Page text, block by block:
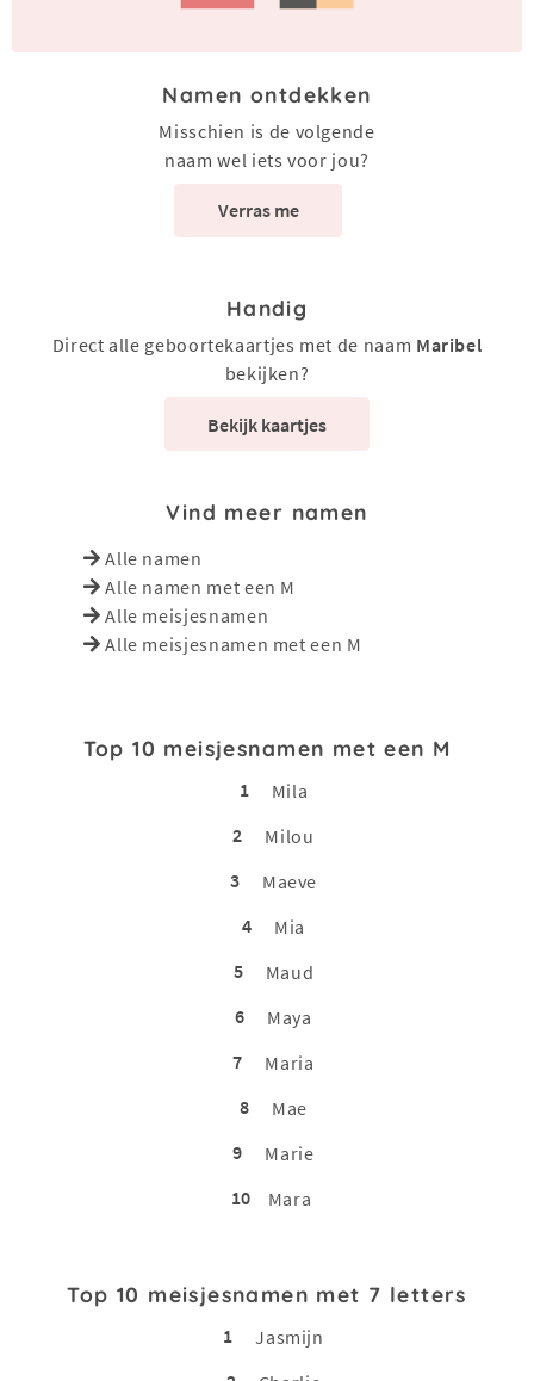
Namen ontdekken
Misschien is de volgende
naam wel iets voor jou?
Verras me
Handig
Direct alle geboortekaartjes met de naam Maribel
bekijken?
Bekijk kaartjes
Vind meer namen
Alle namen
Alle namen met een M
Alle meisjesnamen
Alle meisjesnamen met een M
Top 10 meisjesnamen met een M
1
Mila
2
Milou
3
Maeve
4
Mia
5
Maud
6
Maya
7
Maria
8
Mae
9
Marie
10
Mara
Top 10 meisjesnamen met 7 letters
1
Jasmijn